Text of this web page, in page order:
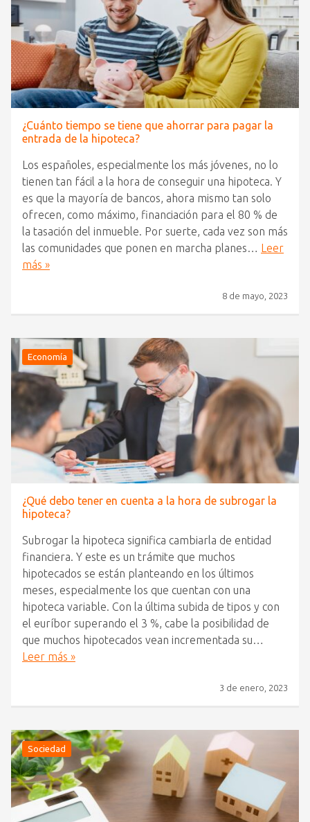
¿Cuánto tiempo se tiene que ahorrar para pagar la
entrada de la hipoteca?
Los españoles, especialmente los más jóvenes, no lo
tienen tan fácil a la hora de conseguir una hipoteca. Y
es que la mayoría de bancos, ahora mismo tan solo
ofrecen, como máximo, financiación para el 80 % de
la tasación del inmueble. Por suerte, cada vez son más
las comunidades que ponen en marcha planes… Leer
más »
8 de mayo, 2023
Economía
¿Qué debo tener en cuenta a la hora de subrogar la
hipoteca?
Subrogar la hipoteca significa cambiarla de entidad
financiera. Y este es un trámite que muchos
hipotecados se están planteando en los últimos
meses, especialmente los que cuentan con una
hipoteca variable. Con la última subida de tipos y con
el euríbor superando el 3 %, cabe la posibilidad de
que muchos hipotecados vean incrementada su…
Leer más »
3 de enero, 2023
Sociedad